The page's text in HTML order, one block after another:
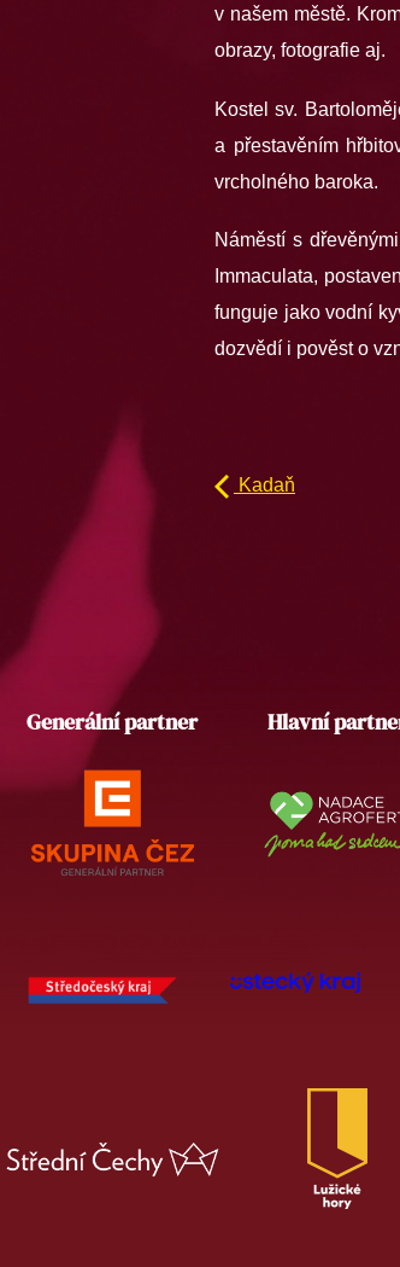
v našem městě.
obrazy, fotografie aj.
Kostel sv.
a přestavěním
vrcholného baroka.
Náměstí s
Immaculata,
funguje jako vodní
dozvědí i pověst o
Kadaň
Generální partner Hlavní